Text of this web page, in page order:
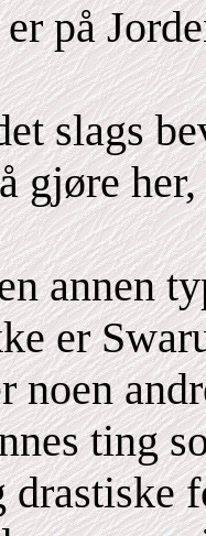
på
slags
gjøre
annen
er
noen
ting
drastiske